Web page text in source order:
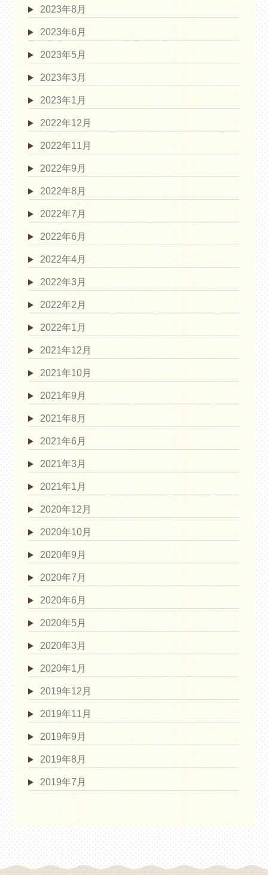
2023年8月
2023年6月
2023年5月
2023年3月
2023年1月
2022年12月
2022年11月
2022年9月
2022年8月
2022年7月
2022年6月
2022年4月
2022年3月
2022年2月
2022年1月
2021年12月
2021年10月
2021年9月
2021年8月
2021年6月
2021年3月
2021年1月
2020年12月
2020年10月
2020年9月
2020年7月
2020年6月
2020年5月
2020年3月
2020年1月
2019年12月
2019年11月
2019年9月
2019年8月
2019年7月